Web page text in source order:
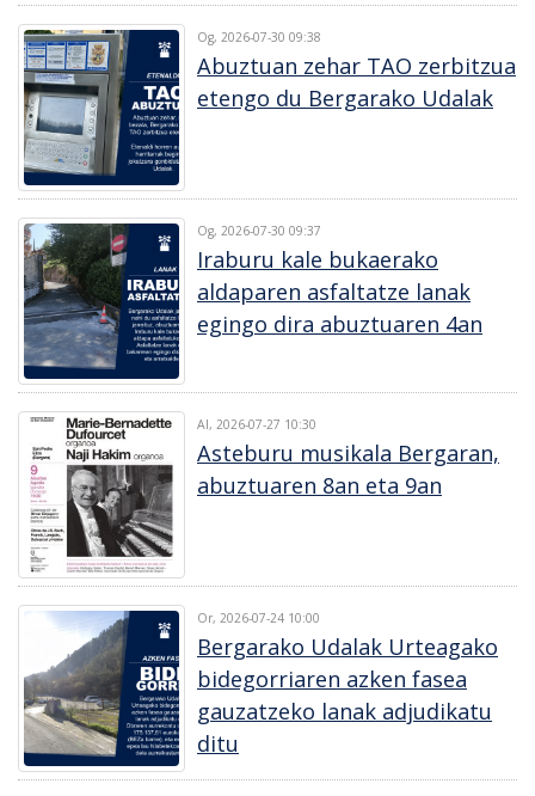
Og, 2026-07-30 09:38
Abuztuan zehar TAO zerbitzua
etengo du Bergarako Udalak
Og, 2026-07-30 09:37
Iraburu kale bukaerako
aldaparen asfaltatze lanak
egingo dira abuztuaren 4an
Al, 2026-07-27 10:30
Asteburu musikala Bergaran,
abuztuaren 8an eta 9an
Or, 2026-07-24 10:00
Bergarako Udalak Urteagako
bidegorriaren azken fasea
gauzatzeko lanak adjudikatu
ditu